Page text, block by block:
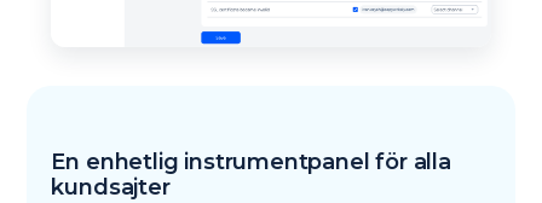
En enhetlig instrumentpanel för alla
kundsajter